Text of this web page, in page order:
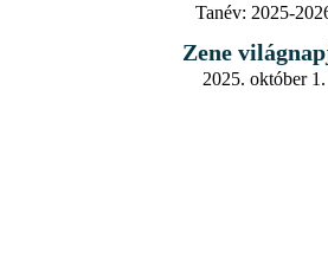
Tanév: 2025-
Zene
2025. október 1.